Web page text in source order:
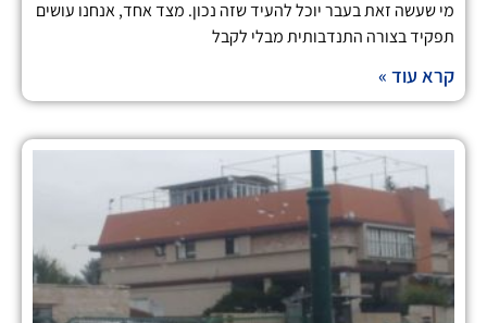
מי שעשה זאת בעבר יוכל להעיד שזה נכון. מצד אחד, אנחנו עושים
תפקיד בצורה התנדבותית מבלי לקבל
קרא עוד »